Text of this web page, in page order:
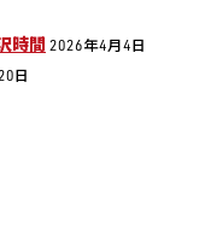
時間 2026年4月4日
日